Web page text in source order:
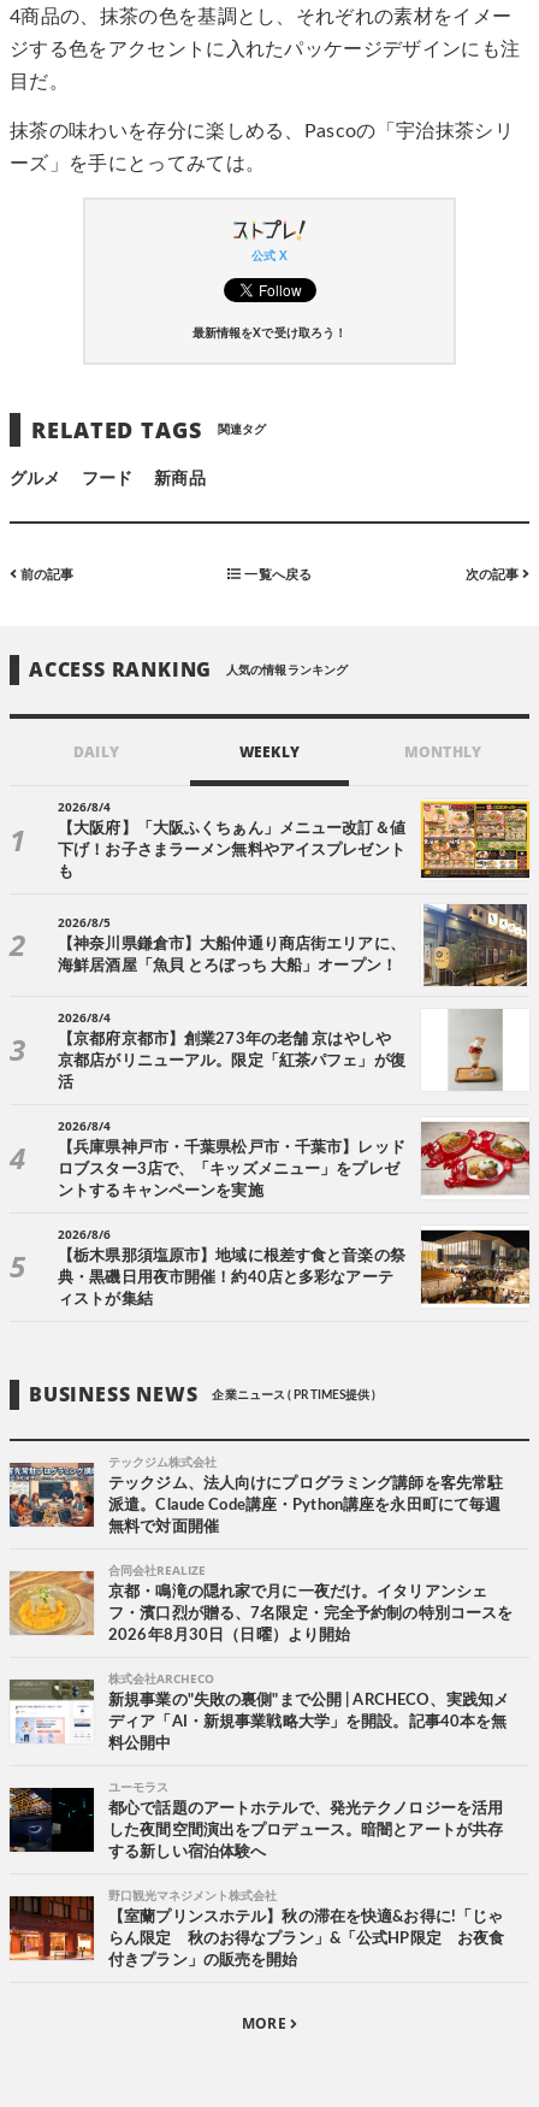
4商品の、抹茶の色を基調とし、それぞれの素材をイメー
ジする色をアクセントに入れたパッケージデザインにも注
目だ。
抹茶の味わいを存分に楽しめる、Pascoの「宇治抹茶シリ
ーズ」を手にとってみては。
公式 X
最新情報をXで受け取ろう！
RELATED TAGS 関連タグ
グルメ フード 新商品
前の記事 一覧へ戻る 次の記事
ACCESS RANKING 人気の情報ランキング
DAILY WEEKLY MONTHLY
2026/8/4
【大阪府】「大阪ふくちぁん」メニュー改訂＆値
下げ！お子さまラーメン無料やアイスプレゼント
も
2026/8/5
【神奈川県鎌倉市】大船仲通り商店街エリアに、
海鮮居酒屋「魚貝 とろぼっち 大船」オープン！
2026/8/4
【京都府京都市】創業273年の老舗 京はやしや
京都店がリニューアル。限定「紅茶パフェ」が復
活
2026/8/4
【兵庫県神戸市・千葉県松戸市・千葉市】レッド
ロブスター3店で、「キッズメニュー」をプレゼ
ントするキャンペーンを実施
2026/8/6
【栃木県那須塩原市】地域に根差す食と音楽の祭
典・黒磯日用夜市開催！約40店と多彩なアーテ
ィストが集結
BUSINESS NEWS 企業ニュース ( PR TIMES提供 )
テックジム株式会社
テックジム、法人向けにプログラミング講師を客先常駐
派遣。Claude Code講座・Python講座を永田町にて毎週
無料で対面開催
合同会社REALIZE
京都・鳴滝の隠れ家で月に一夜だけ。イタリアンシェ
フ・濱口烈が贈る、7名限定・完全予約制の特別コースを
2026年8月30日（日曜）より開始
株式会社ARCHECO
新規事業の"失敗の裏側"まで公開 | ARCHECO、実践知メ
ディア「AI・新規事業戦略大学」を開設。記事40本を無
料公開中
ユーモラス
都心で話題のアートホテルで、発光テクノロジーを活用
した夜間空間演出をプロデュース。暗闇とアートが共存
する新しい宿泊体験へ
野口観光マネジメント株式会社
【室蘭プリンスホテル】秋の滞在を快適&お得に!「じゃ
らん限定 秋のお得なプラン」&「公式HP限定 お夜食
付きプラン」の販売を開始
MORE